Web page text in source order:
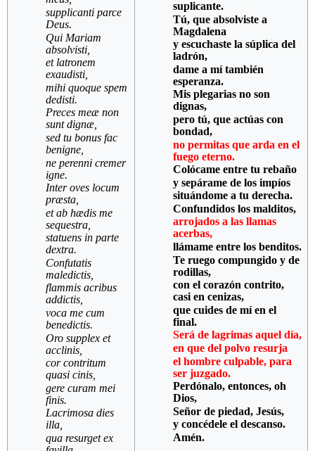
supplicanti parce
Deus.
Qui Mariam
absolvisti,
et latronem
exaudisti,
mihi quoque spem
dedisti.
Preces meæ non
sunt dignæ,
sed tu bonus fac
benigne,
ne perenni cremer
igne.
Inter oves locum
præsta,
et ab hædis me
sequestra,
statuens in parte
dextra.
Confutatis
maledictis,
flammis acribus
addictis,
voca me cum
benedictis.
Oro supplex et
acclinis,
cor contritum
quasi cinis,
gere curam mei
finis.
Lacrimosa dies
illa,
qua resurget ex
suplicante.
Tú, que absolviste a
Magdalena
y escuchaste la súplica del
ladrón,
dame a mí también
esperanza.
Mis plegarias no son
dignas,
pero tú, que actúas con
bondad,
no permitas que arda en el
fuego eterno.
Colócame entre tu rebaño
y sepárame de los impíos
situándome a tu derecha.
Confundidos los malditos,
arrojados a las llamas
acerbas,
llámame entre los benditos.
Te ruego compungido y de
rodillas,
con el corazón contrito,
casi en cenizas,
que cuides de mí en el
final.
Será de lagrimas aquel día,
en que del polvo resurja
el hombre culpable, para
ser juzgado.
Perdónalo, entonces, oh
Dios,
Señor de piedad, Jesús,
y concédele el descanso.
Amén.